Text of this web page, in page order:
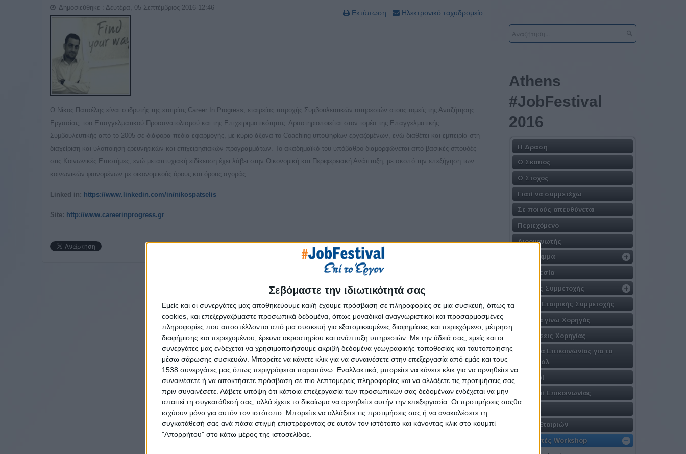
Σεβόμαστε την ιδιωτικότητά σας
Εμείς και οι συνεργάτες μας αποθηκεύουμε και/ή έχουμε πρόσβαση σε πληροφορίες σε μια συσκευή, όπως τα
cookies, και επεξεργαζόμαστε προσωπικά δεδομένα, όπως μοναδικοί αναγνωριστικοί και προσαρμοσμένες
πληροφορίες που αποστέλλονται από μια συσκευή για εξατομικευμένες διαφημίσεις και περιεχόμενο, μέτρηση
διαφήμισης και περιεχομένου, έρευνα ακροατηρίου και ανάπτυξη υπηρεσιών. Με την άδειά σας, εμείς και οι
συνεργάτες μας ενδέχεται να χρησιμοποιήσουμε ακριβή δεδομένα γεωγραφικής τοποθεσίας και ταυτοποίησης
μέσω σάρωσης συσκευών. Μπορείτε να κάνετε κλικ για να συναινέσετε στην επεξεργασία από εμάς και τους
1538 συνεργάτες μας όπως περιγράφεται παραπάνω. Εναλλακτικά, μπορείτε να κάνετε κλικ για να αρνηθείτε να
συναινέσετε ή να αποκτήσετε πρόσβαση σε πιο λεπτομερείς πληροφορίες και να αλλάξετε τις προτιμήσεις σας
πριν συναινέσετε. Λάβετε υπόψη ότι κάποια επεξεργασία των προσωπικών σας δεδομένων ενδέχεται να μην
απαιτεί τη συγκατάθεσή σας, αλλά έχετε το δικαίωμα να αρνηθείτε αυτήν την επεξεργασία. Οι προτιμήσεις σαςθα
ισχύουν μόνο για αυτόν τον ιστότοπο. Μπορείτε να αλλάξετε τις προτιμήσεις σας ή να ανακαλέσετε τη
συγκατάθεσή σας ανά πάσα στιγμή επιστρέφοντας σε αυτόν τον ιστότοπο και κάνοντας κλικ στο κουμπί
"Απορρήτου" στο κάτω μέρος της ιστοσελίδας.
Εκτύπωση Ηλεκτρονικό ταχυδρομείο
Δημοσιεύθηκε : Δευτέρα, 05 Σεπτέμβριος 2016 12:46
Ο Νίκος Πατσέλης είναι ο ιδρυτής της εταιρίας Career In Progress, εταιρείας παροχής Συμβουλευτικών υπηρεσιών στους τομείς της Αναζήτησης
Εργασίας, του Επαγγελματικού Προσανατολισμού και της Επιχειρηματικότητας. Δραστηριοποιείται στον τομέα της Επαγγελματικής
Συμβουλευτικής από το 2005 σε διάφορα πεδία εφαρμογής, με κύριο άξονα το Coaching υποψηφίων εργαζομένων, ενώ διαθέτει και εμπειρία στη
διαχείριση και υλοποίηση ερευνητικών και επιχειρησιακών προγραμμάτων. Το ακαδημαϊκό του υπόβαθρο διαμορφώνεται από βασικές σπουδές
στις Κοινωνικές Επιστήμες, ενώ μεταπτυχιακή ειδίκευση έχει λάβει στην Οικονομική και Περιφερειακή Ανάπτυξη, με σκοπό την επεξήγηση των
κοινωνικών φαινομένων με οικονομικούς όρους και όρους αγοράς.
Linked in: https://www.linkedin.com/in/nikospatselis
Site: http://www.careerinprogress.gr
Athens
#JobFestival
2016
Η Δράση
Ο Σκοπός
Ο Στόχος
Γιατί να συμμετέχω
Σε ποιούς απευθύνεται
Περιεχόμενο
Διοργανωτής
Πρόγραμμα
Τοποθεσία
Φόρμες Συμμετοχής
Φόρμα Εταιρικής Συμμετοχής
Γιατί να γίνω Χορηγός
Προτάσεις Χορηγίας
Στοιχεία Επικοινωνίας για το
Φεστιβάλ
Χορηγοί
Χορηγοί Επικοινωνίας
Λίστα Εταιριών
Εισηγητές Workshop